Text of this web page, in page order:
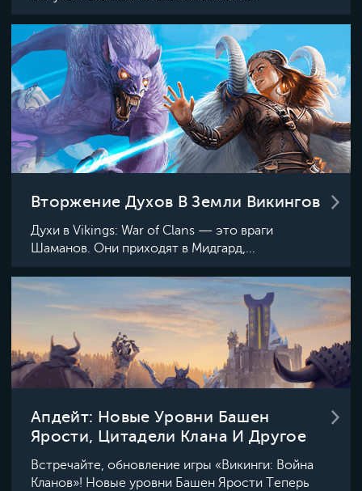
Вторжение Духов В Земли Викингов
Духи в Vikings: War of Clans — это враги
Шаманов. Они приходят в Мидгард,...
Апдейт: Новые Уровни Башен
Ярости, Цитадели Клана И Другое
Встречайте, обновление игры «Викинги: Война
Кланов»! Новые уровни Башен Ярости Теперь